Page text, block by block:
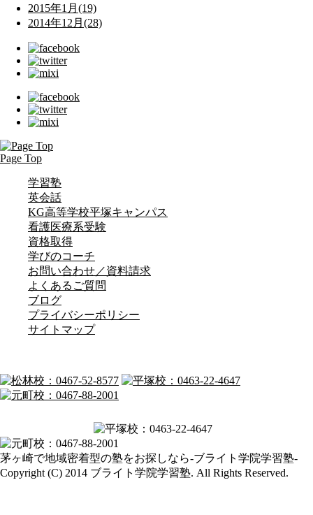
2015年1月(19)
2014年12月(28)
Page Top
学習塾
英会話
KG高等学校平塚キャンパス
看護医療系受験
資格取得
学びのコーチ
お問い合わせ／資料請求
よくあるご質問
ブログ
プライバシーポリシー
サイトマップ
茅ヶ崎で地域密着型の塾をお探しなら-ブライト学院学習塾-
Copyright (C) 2014 ブライト学院学習塾. All Rights Reserved.